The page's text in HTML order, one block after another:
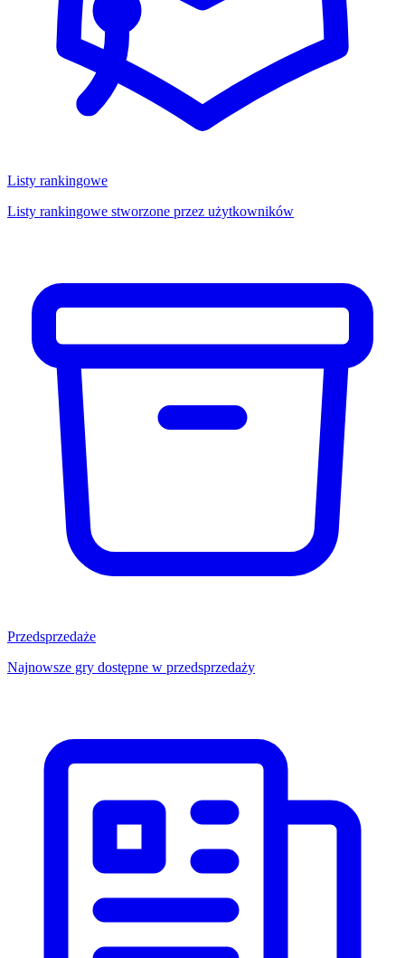
Listy rankingowe
Listy rankingowe stworzone przez użytkowników
Przedsprzedaże
Najnowsze gry dostępne w przedsprzedaży